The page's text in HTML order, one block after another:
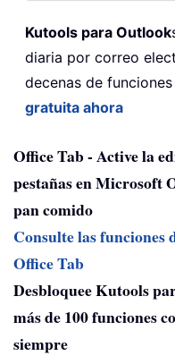
Kutools para Outlook
diaria por correo
decenas de
gratuita ahora
Office Tab - Active la
pestañas en Microsoft
pan comido
Consulte las funciones
Office Tab
Desbloquee Kutools
más de 100 funciones
siempre